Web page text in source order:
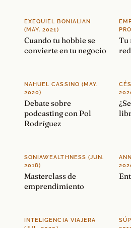
EXEQUIEL BONIALIAN
(MAY. 2021)
Cuando tu hobbie se
convierte en tu negocio
Tu
NAHUEL CASSINO (MAY.
2020)
Debate sobre
podcasting con Pol
Rodríguez
SONIAWEALTHNESS (JUN.
2018)
Masterclass de
emprendimiento
INTELIGENCIA VIAJERA